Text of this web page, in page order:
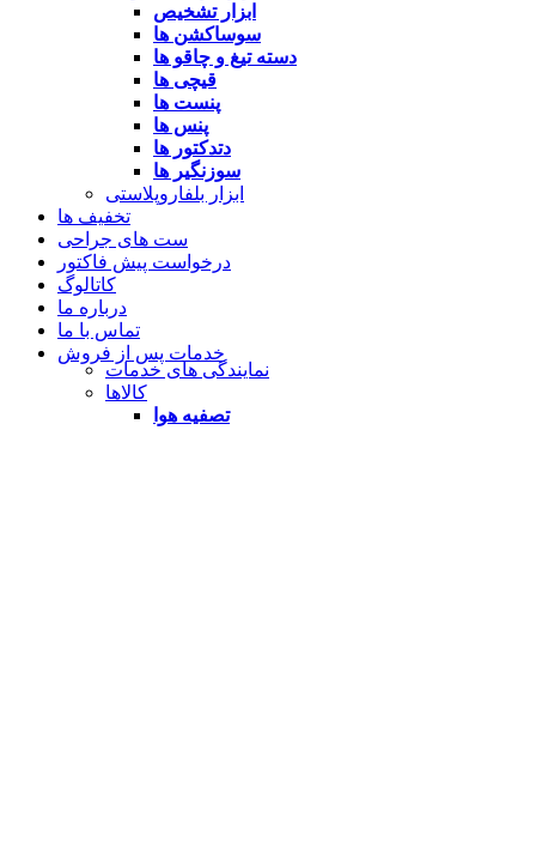
ابزار تشخیص
سوساکشن ها
دسته تیغ و چاقو ها
قیچی ها
پنست ها
پنس ها
دتدکتور ها
سوزنگیر ها
ابزار بلفاروپلاستی
تخفیف ها
ست های جراحی
درخواست پیش فاکتور
کاتالوگ
درباره ما
تماس با ما
خدمات پس از فروش
نمایندگی های خدمات
کالاها
تصفیه هوا